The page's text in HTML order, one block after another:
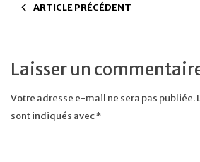
ARTICLE PRÉCÉDENT
Laisser un
Votre adresse e-mail ne sera pas publiée.
sont indiqués avec*